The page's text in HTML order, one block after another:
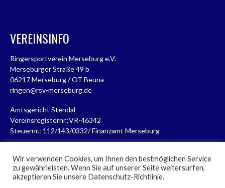
VEREINSINFO
Ringersportverein Merseburg e.V.
Merseburger Straße 49 b
06217 Merseburg / OT Beuna
ringen@rsv-merseburg.de
Amtsgericht Stendal
Vereinsregisternr.:VR-46342
Steuernr.: 112/143/0332/ Finanzamt Merseburg
© 2026 RSV MERSEBURG
Wir verwenden Cookies, um Ihnen den bestmöglichen Service
zu gewährleisten. Wenn Sie auf unserer Seite weitersurfen,
akzeptieren Sie unsere Datenschutz-Richtlinie.